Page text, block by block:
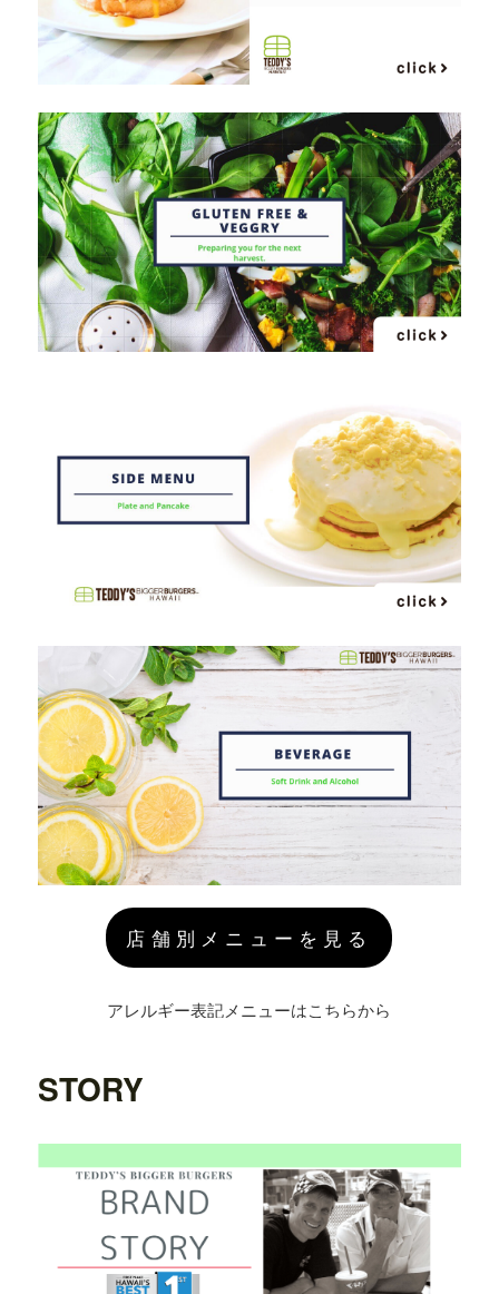
店舗別メニューを見る
アレルギー表記メニューはこちらから
STORY